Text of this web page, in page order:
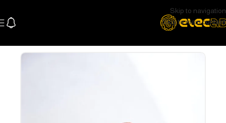
Skip to navigation
Skip to main content